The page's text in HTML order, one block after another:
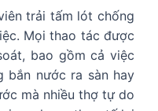
trải tấm lót chống
Mọi thao tác được
bao gồm cả việc
bắn nước ra sàn hay
mà nhiều thợ tự do